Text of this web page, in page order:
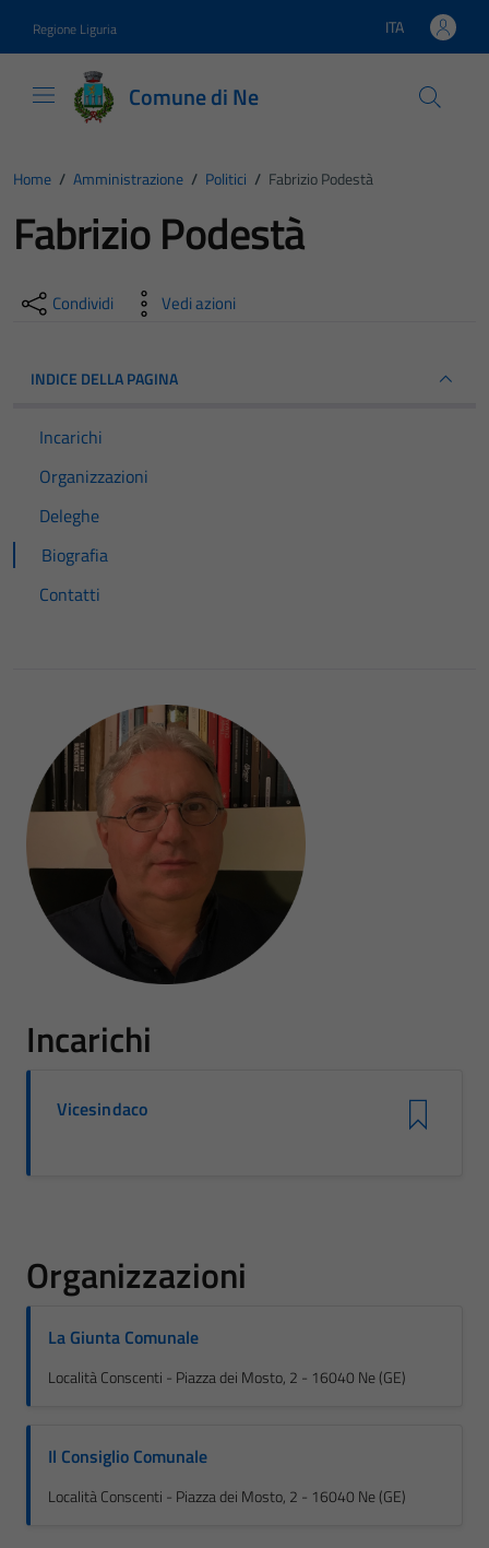
Regione Liguria Lingua attiva:
ITA
Comune di Ne
Home / Amministrazione / Politici / Fabrizio Podestà
Fabrizio Podestà
Condividi Vedi azioni
INDICE DELLA PAGINA
Incarichi
Organizzazioni
Deleghe
Biografia
Contatti
Incarichi
Vicesindaco
Organizzazioni
La Giunta Comunale
Località Conscenti - Piazza dei Mosto, 2 - 16040 Ne (GE)
Il Consiglio Comunale
Località Conscenti - Piazza dei Mosto, 2 - 16040 Ne (GE)